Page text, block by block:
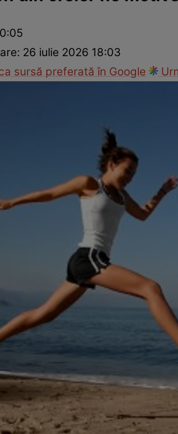
Medicii răspund
26 iulie 2026 18:03
sursă preferată în Google